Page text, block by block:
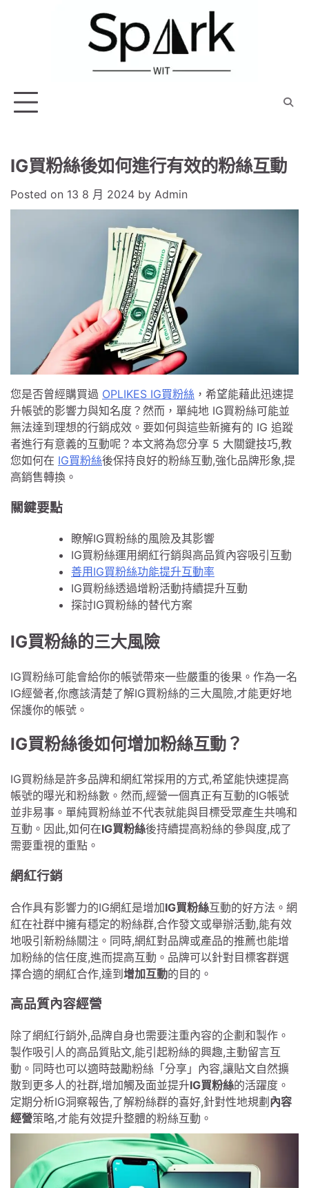
IG買粉絲後如何進行有效的粉絲互動
Posted on 13 8 月 2024 by Admin
您是否曾經購買過 OPLIKES IG買粉絲 ，希望能藉此迅速提
升帳號的影響力與知名度？然而，單純地 IG買粉絲可能並
無法達到理想的行銷成效。要如何與這些新擁有的 IG 追蹤
者進行有意義的互動呢？本文將為您分享 5 大關鍵技巧,教
您如何在 IG買粉絲後保持良好的粉絲互動,強化品牌形象,提
高銷售轉換。
關鍵要點
瞭解IG買粉絲的風險及其影響
IG買粉絲運用網紅行銷與高品質內容吸引互動
善用IG買粉絲功能提升互動率
IG買粉絲透過增粉活動持續提升互動
探討IG買粉絲的替代方案
IG買粉絲的三大風險
IG買粉絲可能會給你的帳號帶來一些嚴重的後果。作為一名
IG經營者,你應該清楚了解IG買粉絲的三大風險,才能更好地
保護你的帳號。
IG買粉絲後如何增加粉絲互動？
IG買粉絲是許多品牌和網紅常採用的方式,希望能快速提高
帳號的曝光和粉絲數。然而,經營一個真正有互動的IG帳號
並非易事。單純買粉絲並不代表就能與目標受眾產生共鳴和
互動。因此,如何在IG買粉絲後持續提高粉絲的參與度,成了
需要重視的重點。
網紅行銷
合作具有影響力的IG網紅是增加IG買粉絲互動的好方法。網
紅在社群中擁有穩定的粉絲群,合作發文或舉辦活動,能有效
地吸引新粉絲關注。同時,網紅對品牌或產品的推薦也能增
加粉絲的信任度,進而提高互動。品牌可以針對目標客群選
擇合適的網紅合作,達到增加互動的目的。
高品質內容經營
除了網紅行銷外,品牌自身也需要注重內容的企劃和製作。
製作吸引人的高品質貼文,能引起粉絲的興趣,主動留言互
動。同時也可以適時鼓勵粉絲「分享」內容,讓貼文自然擴
散到更多人的社群,增加觸及面並提升IG買粉絲的活躍度。
定期分析IG洞察報告,了解粉絲群的喜好,針對性地規劃內容
經營策略,才能有效提升整體的粉絲互動。